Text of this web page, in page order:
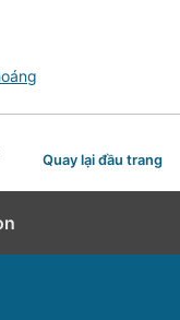
Quay lại đầu trang